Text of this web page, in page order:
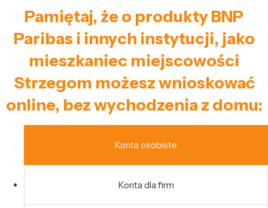
Pamiętaj, że o produkty BNP
Paribas i innych instytucji, jako
mieszkaniec miejscowości
Strzegom możesz wnioskować
online, bez wychodzenia z domu:
Konta osobiste
Konta dla firm